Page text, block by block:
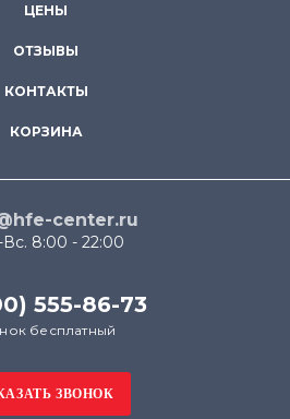
ЦЕНЫ
ОТЗЫВЫ
КОНТАКТЫ
КОРЗИНА
center.ru
8:00 - 22:00
555-86-73
бесплатный